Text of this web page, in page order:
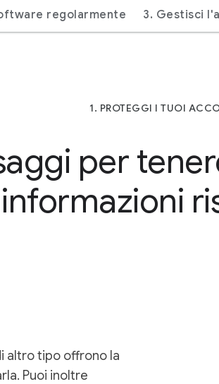
regolarmente 3. Gestisci
1. PROTEGGI I TUOI
per
informazioni
altro tipo offrono la
Puoi inoltre